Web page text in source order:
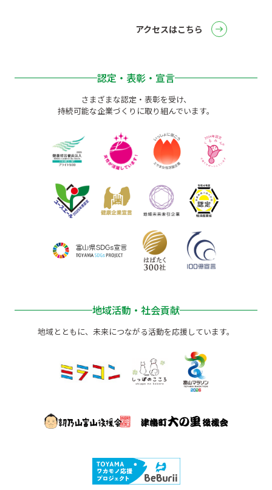
アクセスはこちら
認定・表彰・宣言
さまざまな認定・表彰を受け、
持続可能な企業づくりに取り組んでいます。
地域活動・社会貢献
地域とともに、未来につながる活動を応援しています。